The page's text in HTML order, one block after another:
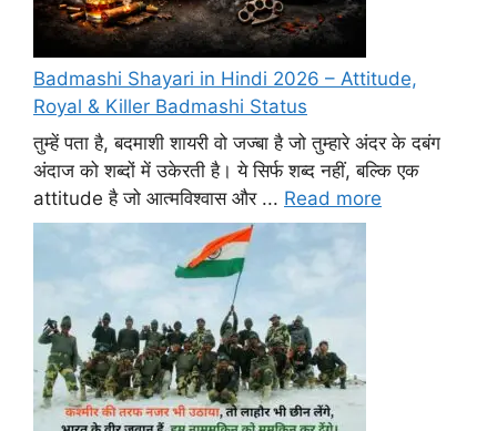
Badmashi Shayari in Hindi 2026 – Attitude,
Royal & Killer Badmashi Status
तुम्हें पता है, बदमाशी शायरी वो जज्बा है जो तुम्हारे अंदर के दबंग
अंदाज को शब्दों में उकेरती है। ये सिर्फ शब्द नहीं, बल्कि एक
attitude है जो आत्मविश्वास और ... Read more